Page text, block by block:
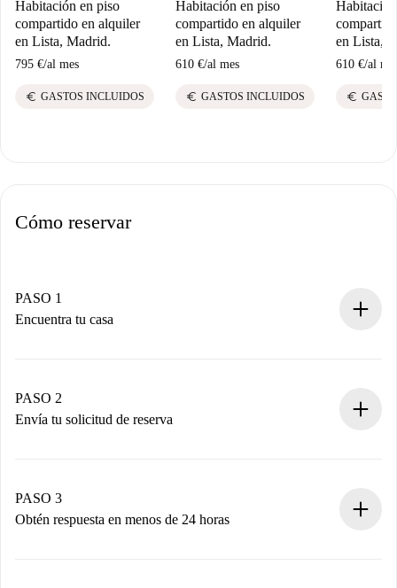
Habitación en piso
compartido en alquiler
en Lista, Madrid.
795 €/al mes
euro GASTOS INCLUIDOS
Habitación en piso
compartido en alquiler
en Lista, Madrid.
610 €/al mes
euro GASTOS INCLUIDOS
en Lista,
610 €/al
euro
Cómo reservar
PASO 1
Encuentra tu casa
Tienes toda la información necesaria por adelantado.
PASO 2
Envía tu solicitud de reserva
propietario acepte.
PASO 3
Obtén respuesta en menos de 24 horas